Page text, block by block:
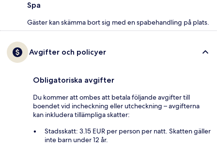
Spa
Gäster kan skämma bort sig med en spabehandling på plats.
Avgifter och policyer
Obligatoriska avgifter
Du kommer att ombes att betala följande avgifter till
boendet vid incheckning eller utcheckning – avgifterna
kan inkludera tillämpliga skatter:
Stadsskatt: 3.15 EUR per person per natt. Skatten gäller
inte barn under 12 år.